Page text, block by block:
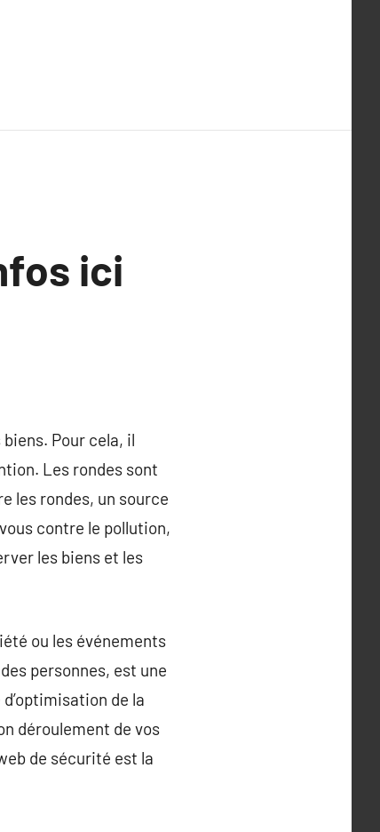
ici
Pour cela, il
Les rondes sont
les rondes, un source
contre le pollution,
les biens et les
ou les événements
personnes, est une
de la
déroulement de vos
de sécurité est la